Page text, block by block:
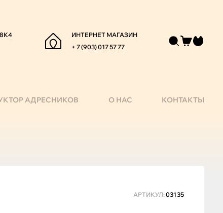
ИНТЕРНЕТ МАГАЗИН
+ 7 (903) 017 57 77
АДРЕСНИКОВ О НАС КОНТАКТЫ
АРТИКУЛ: 03135